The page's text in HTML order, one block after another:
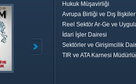
Hukuk Müşavirliği
Avrupa Birliği ve Dış
Reel Sektör Ar-Ge ve
İdari İşler Dairesi
Sektörler ve Girişimcilik
TIR ve ATA Karnesi